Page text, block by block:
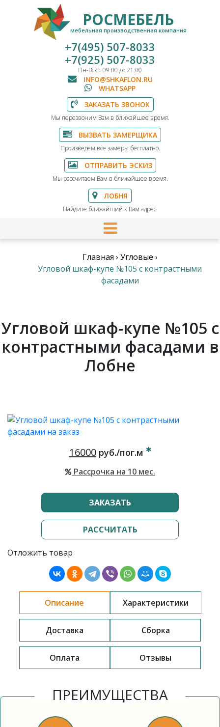
РОСМЕБЕЛЬ
мебельная производственная компания
+7(495) 507-8033
+7(925) 507-8033
Пн-Вск с 09:00 до 21:00
INFO@SHKAFLON.RU
WHATSAPP
ЗАКАЗАТЬ ЗВОНОК
Мы перезвоним Вам в ближайшее время.
ВЫЗВАТЬ ЗАМЕРЩИКА
Произведем все замеры бесплатно.
ОТПРАВИТЬ ЭСКИЗ
Мы рассчитаем Вам в ближайшее время.
ЛОБНЯ
Найдите ближайший к Вам адрес.
Главная › Угловые ›
Угловой шкаф-купе №105 с контрастными
фасадами
Угловой шкаф-купе №105 с
контрастными фасадами в
Лобне
16000руб./пог.м
Рассрочка на 10 мес.
ЗАКАЗАТЬ
РАССЧИТАТЬ
Отложить товар
Описание Характеристики
Доставка Сборка
Оплата Отзывы
ПРЕИМУЩЕСТВА